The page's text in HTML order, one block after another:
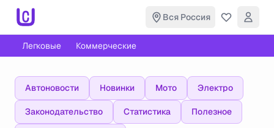
Вся Россия
Легковые Коммерческие
Автоновости Новинки Мото Электро
Законодательство Статистика Полезное